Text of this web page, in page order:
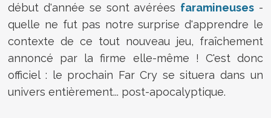
début d'année se sont avérées faramineuses-
quelle ne fut pas notre surprise d'apprendre le
contexte de ce tout nouveau jeu, fraîchement
annoncé par la firme elle-même ! C'est donc
officiel : le prochain Far Cry se situera dans un
univers entièrement... post-apocalyptique.